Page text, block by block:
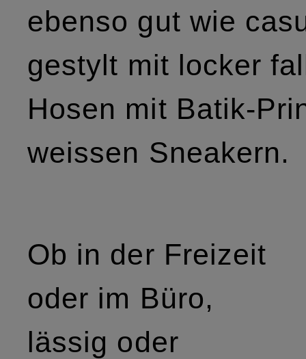
ebenso gut wie
gestylt mit locker
Hosen mit Batik-
weissen Sneakern.
Ob in der Freizeit
oder im Büro,
lässig oder